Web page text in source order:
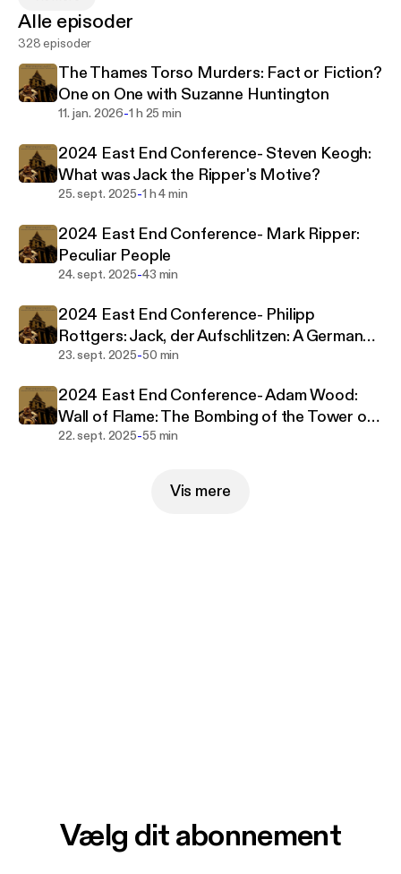
else suits their fancy. This free and loose discussion
is sure to interest everyone involved in the 120 year
long hunt for 'Jack the Ripper'
Alle episoder
328 episoder
The Thames Torso Murders: Fact or Fiction?
One on One with Suzanne Huntington
11. jan. 2026-1 h 25 min
2024 East End Conference- Steven Keogh:
What was Jack the Ripper's Motive?
25. sept. 2025-1 h 4 min
2024 East End Conference- Mark Ripper:
Peculiar People
24. sept. 2025-43 min
2024 East End Conference- Philipp
Rottgers: Jack, der Aufschlitzen: A German
perception of the Ripper murders from 1888
23. sept. 2025-50 min
2024 East End Conference- Adam Wood:
Wall of Flame: The Bombing of the Tower of
London, 1885
22. sept. 2025-55 min
Vis mere
Vælg dit abonnement